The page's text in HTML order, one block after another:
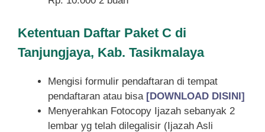
Ketentuan Daftar Paket C di
Tanjungjaya, Kab. Tasikmalaya
Mengisi formulir pendaftaran di tempat
pendaftaran atau bisa [DOWNLOAD DISINI]
Menyerahkan Fotocopy Ijazah sebanyak 2
lembar yg telah dilegalisir (Ijazah Asli